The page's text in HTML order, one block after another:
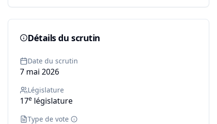
Détails du scrutin
Date du scrutin
7 mai 2026
Législature
17e législature
Type de vote